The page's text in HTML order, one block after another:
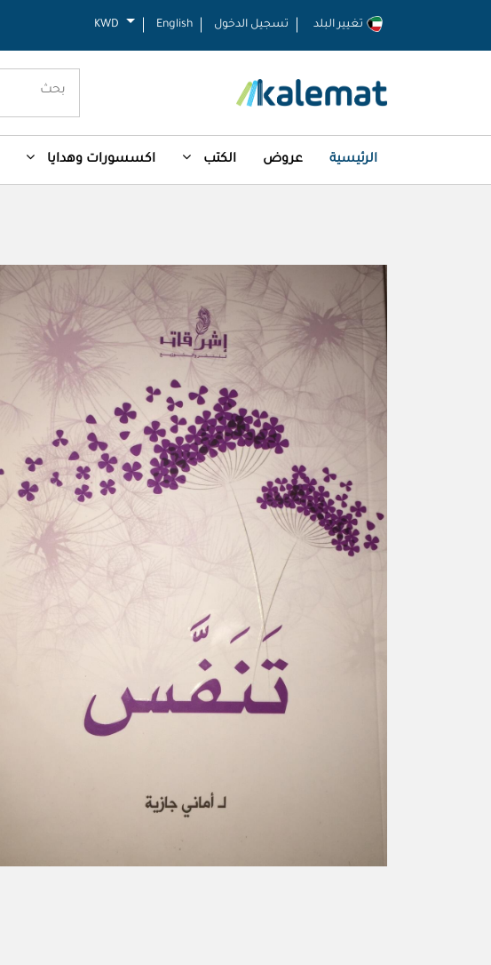
KWD English تسجيل الدخول
الرئيسية عروض الكتب اكسسورات وهدايا